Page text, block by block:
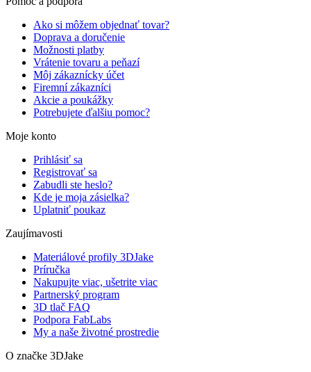
Ako si môžem objednať tovar?
Doprava a doručenie
Možnosti platby
Vrátenie tovaru a peňazí
Môj zákaznícky účet
Firemní zákazníci
Akcie a poukážky
Potrebujete ďalšiu pomoc?
Moje konto
Prihlásiť sa
Registrovať sa
Zabudli ste heslo?
Kde je moja zásielka?
Uplatniť poukaz
Zaujímavosti
Materiálové profily 3DJake
Príručka
Nakupujte viac, ušetrite viac
Partnerský program
3D tlač FAQ
Podpora FabLabs
My a naše životné prostredie
O značke 3DJake